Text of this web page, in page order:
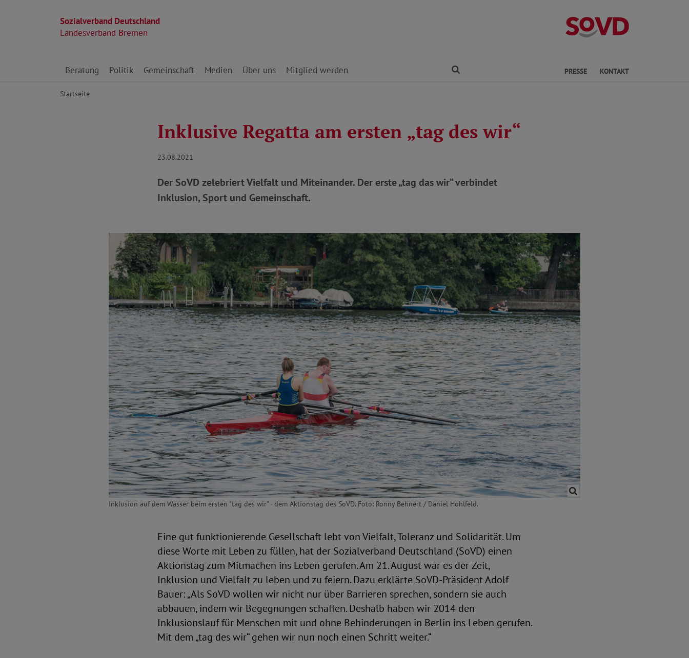
Sozialverband Deutschland
Landesverband Bremen
Landesverband
Direkt zu den Inhalten springen
Beratung Politik Gemeinschaft Medien Über uns Mitglied werden PRESSE KONTAKT
Startseite
Inklusive Regatta am ersten „tag des wir“
23.08.2021
Der SoVD zelebriert Vielfalt und Miteinander. Der erste „tag das wir“ verbindet
Inklusion, Sport und Gemeinschaft.
Inklusion auf dem Wasser beim ersten "tag des wir" - dem Aktionstag des SoVD. Foto: Ronny Behnert / Daniel Hohlfeld.
Eine gut funktionierende Gesellschaft lebt von Vielfalt, Toleranz und Solidarität. Um
diese Worte mit Leben zu füllen, hat der Sozialverband Deutschland (SoVD) einen
Aktionstag zum Mitmachen ins Leben gerufen. Am 21. August war es der Zeit,
Inklusion und Vielfalt zu leben und zu feiern. Dazu erklärte SoVD-Präsident Adolf
Bauer: „Als SoVD wollen wir nicht nur über Barrieren sprechen, sondern sie auch
abbauen, indem wir Begegnungen schaffen. Deshalb haben wir 2014 den
Inklusionslauf für Menschen mit und ohne Behinderungen in Berlin ins Leben gerufen.
Mit dem „tag des wir“ gehen wir nun noch einen Schritt weiter.“